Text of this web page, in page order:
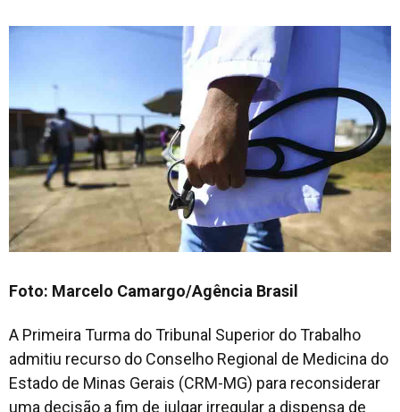
Foto: Marcelo Camargo/Agência Brasil
A Primeira Turma do Tribunal Superior do Trabalho
admitiu recurso do Conselho Regional de Medicina do
Estado de Minas Gerais (CRM-MG) para reconsiderar
uma decisão a fim de julgar irregular a dispensa de